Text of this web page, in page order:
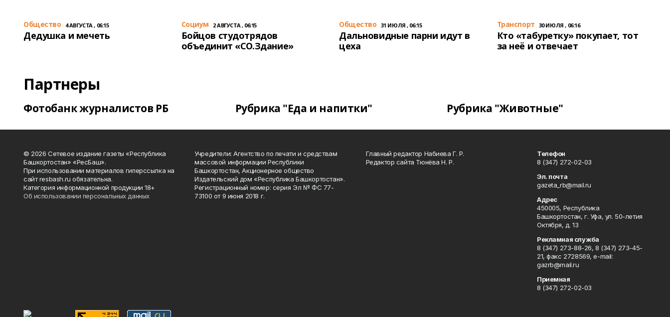
Общество 4 АВГУСТА , 06:15
Дедушка и мечеть
Cоциум 2 АВГУСТА , 06:15
Бойцов студотрядов
объединит «СО.Здание»
Общество 31 ИЮЛЯ , 06:15
Дальновидные парни идут в
цеха
Транспорт 30 ИЮЛЯ , 06:16
Кто «табуретку» покупает, тот
за неё и отвечает
Партнеры
Фотобанк журналистов РБ Рубрика "Еда и напитки" Рубрика "Животные"
© 2026 Сетевое издание газеты «Республика
Башкортостан» «РесБаш».
При использовании материалов гиперссылка на
сайт resbash.ru обязательна.
Категория информационной продукции 18+
Об использовании персональных данных
Учредители: Агентство по печати и средствам
массовой информации Республики
Башкортостан, Акционерное общество
Издательский дом «Республика Башкортостан».
Регистрационный номер: серия Эл № ФС 77-
73100 от 9 июня 2018 г.
Главный редактор Набиева Г. Р.
Редактор сайта Тюнёва Н. Р.
Телефон
8 (347) 272-02-03
Эл. почта
gazeta_rb@mail.ru
Адрес
450005, Республика
Башкортостан, г. Уфа, ул. 50-летия
Октября, д. 13
Рекламная служба
8 (347) 273-88-26, 8 (347) 273-45-
21, факс 2728569, e-mail:
gazrb@mail.ru
Приемная
8 (347) 272-02-03